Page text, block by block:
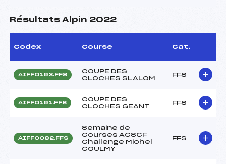
Résultats Alpin 2022
Codex Course Cat.
AIFF0163.FFS
COUPE DES
CLOCHES SLALOM
FFS
AIFF0161.FFS
COUPE DES
CLOCHES GEANT
FFS
AIFF0082.FFS
Semaine de
Courses ACSCF
Challenge Michel
COULMY
FFS